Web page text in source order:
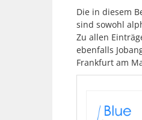
Die in diesem
sind sowohl
Zu allen
ebenfalls
Frankfurt am